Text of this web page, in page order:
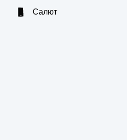
Салют